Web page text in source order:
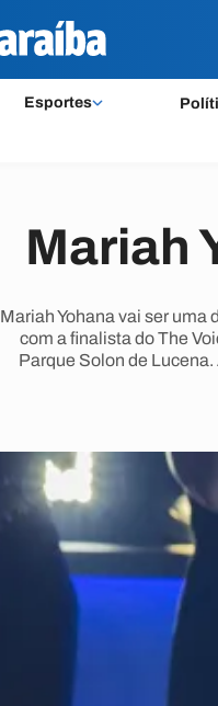
Esportes
Mariah
Mariah Yohana vai ser
com a finalista do The
Parque Solon de